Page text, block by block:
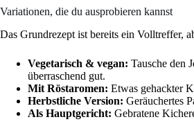
Variationen, die du ausprobieren kannst
Das Grundrezept ist bereits ein Volltreffer,
Vegetarisch & vegan: Tausche den
überraschend gut.
Mit Röstaromen: Etwas gehackter
Herbstliche Version: Geräuchertes
Als Hauptgericht: Gebratene